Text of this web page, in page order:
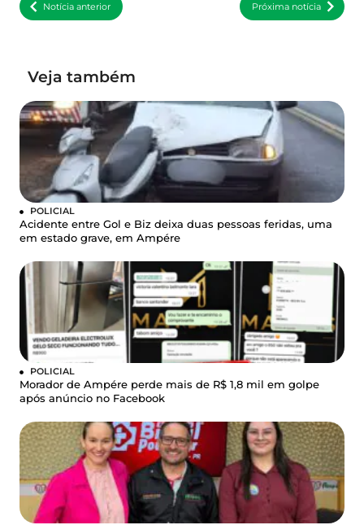
Notícia anterior Próxima notícia
Veja também
POLICIAL
Acidente entre Gol e Biz deixa duas pessoas feridas, uma
em estado grave, em Ampére
POLICIAL
Morador de Ampére perde mais de R$ 1,8 mil em golpe
após anúncio no Facebook